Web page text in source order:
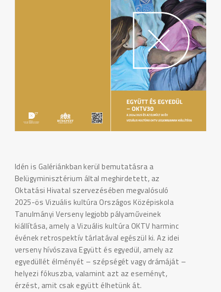
Idén is Galériánkban kerül bemutatásra a
Belügyminisztérium által meghirdetett, az
Oktatási Hivatal szervezésében megvalósuló
2025-ös Vizuális kultúra Országos Középiskola
Tanulmányi Verseny legjobb pályaműveinek
kiállítása, amely a Vizuális kultúra OKTV harminc
évének retrospektív tárlatával egészül ki. Az idei
verseny hívószava Együtt és egyedül, amely az
egyedüllét élményét – szépségét vagy drámáját –
helyezi fókuszba, valamint azt az eseményt,
érzést, amit csak együtt élhetünk át.